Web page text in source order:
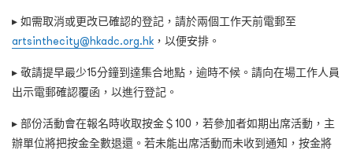
▸ 如需取消或更改已確認的登記，請於兩個工作天前電郵至
artsinthecity@hkadc.org.hk ，以便安排。
▸ 敬請提早最少15分鐘到達集合地點，逾時不候。請向在場工作人員
出示電郵確認覆函，以進行登記。
▸ 部份活動會在報名時收取按金＄100，若參加者如期出席活動，主
辦單位將把按金全數退還。若未能出席活動而未收到通知，按金將